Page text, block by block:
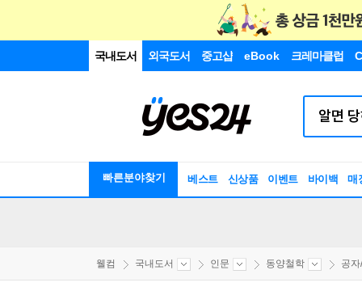
국내도서 외국도서 중고샵 eBook 크레마클럽
빠른분야찾기 베스트 신상품 이벤트 바이백 매
웰컴 국내도서 인문 동양철학 공